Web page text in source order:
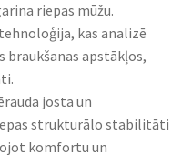
riepas mūžu.​
kas analizē
braukšanas apstākļos,
josta un
strukturālo stabilitāti
komfortu un